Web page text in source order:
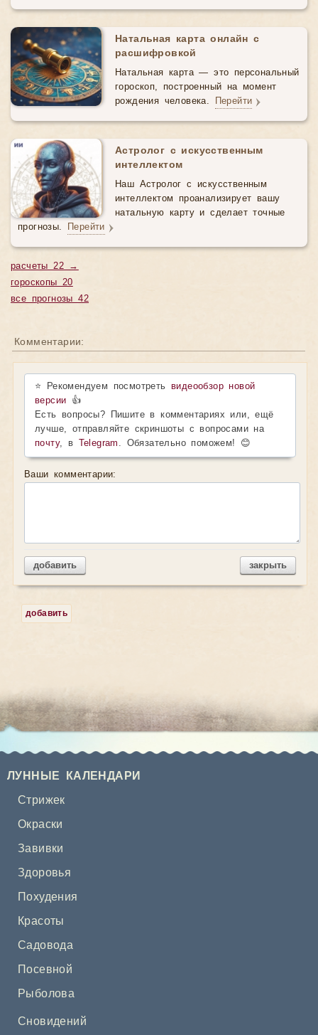
Натальная карта онлайн с
расшифровкой
Натальная карта — это персональный
гороскоп, построенный на момент
рождения человека. Перейти
Астролог с искусственным
интеллектом
Наш Астролог с искусственным
интеллектом проанализирует вашу
натальную карту и сделает точные
прогнозы. Перейти
расчеты 22 →
гороскопы 20
все прогнозы 42
Комментарии:
⭐ Рекомендуем посмотретьвидеообзор новой
версии 👍
Есть вопросы? Пишите в комментариях или, ещё
лучше, отправляйте скриншоты с вопросами на
почту, в Telegram . Обязательно поможем! 😊
Ваши комментарии:
добавить закрыть
добавить
ЛУННЫЕ КАЛЕНДАРИ
Стрижек
Окраски
Завивки
Здоровья
Похудения
Красоты
Садовода
Посевной
Рыболова
Сновидений